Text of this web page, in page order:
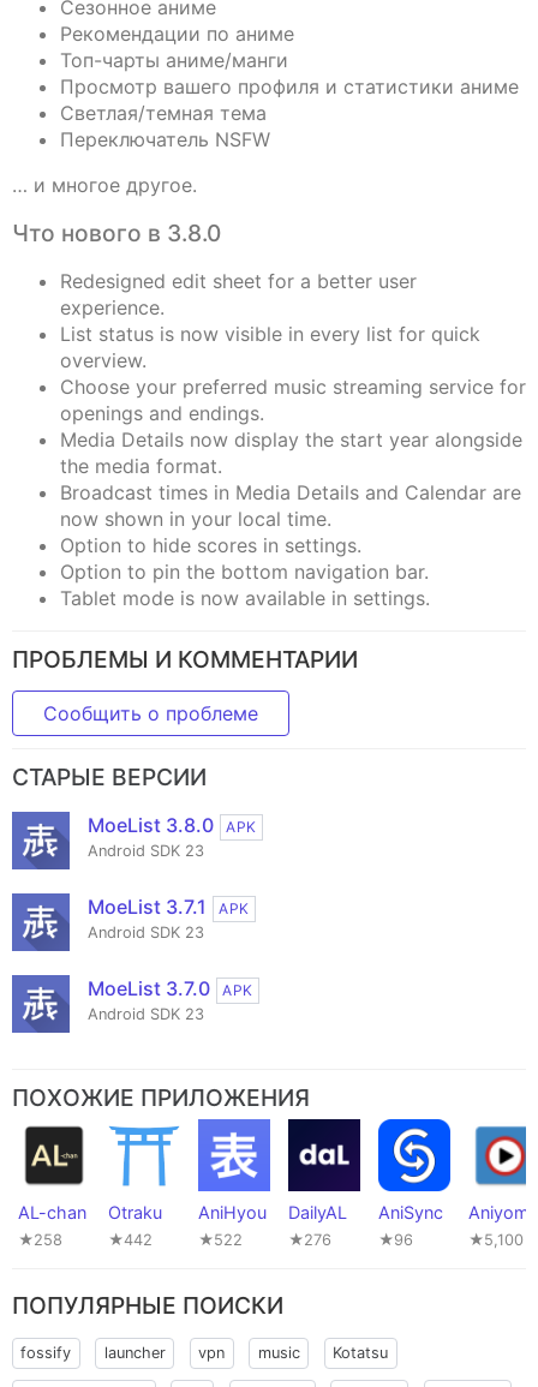
Сезонное аниме
Рекомендации по аниме
Топ-чарты аниме/манги
Просмотр вашего профиля и статистики аниме
Светлая/темная тема
Переключатель NSFW
… и многое другое.
Что нового в 3.8.0
Redesigned edit sheet for a better user
experience.
List status is now visible in every list for quick
overview.
Choose your preferred music streaming service for
openings and endings.
Media Details now display the start year alongside
the media format.
Broadcast times in Media Details and Calendar are
now shown in your local time.
Option to hide scores in settings.
Option to pin the bottom navigation bar.
Tablet mode is now available in settings.
ПРОБЛЕМЫ И КОММЕНТАРИИ
Сообщить о проблеме
СТАРЫЕ ВЕРСИИ
MoeList 3.8.0
APK
Android SDK 23
MoeList 3.7.1
APK
Android SDK 23
MoeList 3.7.0
APK
Android SDK 23
ПОХОЖИЕ ПРИЛОЖЕНИЯ
AL-chan
★258
Otraku
★442
AniHyou
★522
DailyAL
★276
AniSync
★96
Aniyomi
★5,100
ПОПУЛЯРНЫЕ ПОИСКИ
fossify launcher vpn music Kotatsu